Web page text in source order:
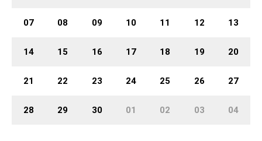
07 08 09 10 11 12 13
14 15 16 17 18 19 20
21 22 23 24 25 26 27
28 29 30 01 02 03 04